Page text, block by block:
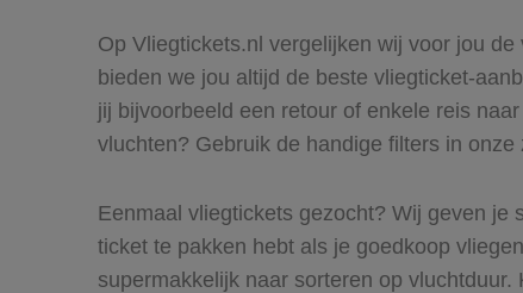
Op Vliegtickets.nl vergelijken wij voor jou
bieden we jou altijd de beste vliegticket-
jij bijvoorbeeld een retour of enkele reis
vluchten? Gebruik de handige filters in
Eenmaal vliegtickets gezocht? Wij geven je
ticket te pakken hebt als je goedkoop
supermakkelijk naar sorteren op